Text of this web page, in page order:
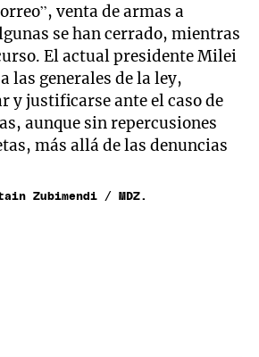
venta de armas a
se han cerrado, mientras
El actual presidente Milei
las generales de la ley,
y justificarse ante el caso de
aunque sin repercusiones
más allá de las denuncias
Zubimendi / MDZ.